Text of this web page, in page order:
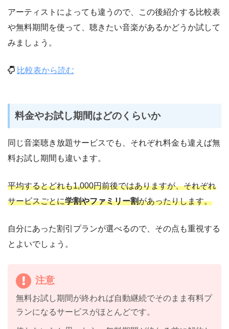
アーティストによっても違うので、この後紹介する比較表
や無料期間を使って、聴きたい音楽があるかどうか試して
みましょう。
比較表から読む
料金やお試し期間はどのくらいか
同じ音楽聴き放題サービスでも、それぞれ料金も違えば無
料お試し期間も違います。
平均するとどれも1,000円前後ではありますが、それぞれ
サービスごとに学割やファミリー割があったりします。
自分にあった割引プランが選べるので、その点も重視する
とよいでしょう。
注意
無料お試し期間が終われば自動継続でそのまま有料プ
ランになるサービスがほとんどです。